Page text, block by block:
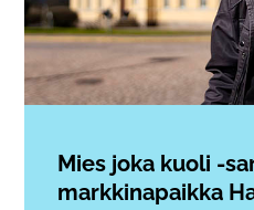
Mies joka kuoli -
markkinapaikka